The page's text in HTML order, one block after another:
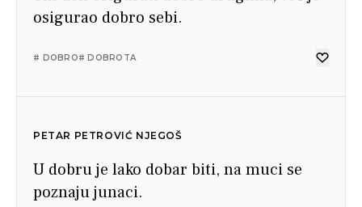
osigurao dobro sebi.
# DOBRO# DOBROTA
PETAR PETROVIĆ NJEGOŠ
U dobru je lako dobar biti, na muci se
poznaju junaci.